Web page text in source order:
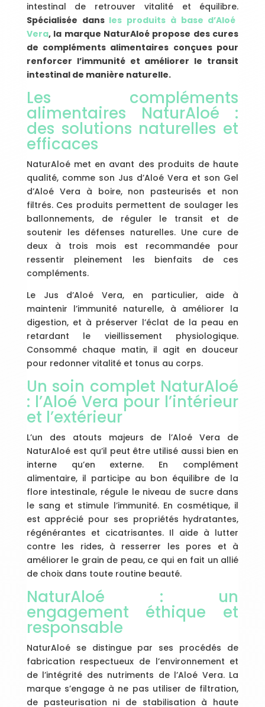
intestinal de retrouver vitalité et équilibre.
Spécialisée dans les produits à base d’Aloé
Vera, la marque NaturAloé propose des cures
de compléments alimentaires conçues pour
renforcer l’immunité et améliorer le transit
intestinal de manière naturelle.
Les compléments
alimentaires NaturAloé :
des solutions naturelles et
efficaces
NaturAloé met en avant des produits de haute
qualité, comme son Jus d’Aloé Vera et son Gel
d’Aloé Vera à boire, non pasteurisés et non
filtrés. Ces produits permettent de soulager les
ballonnements, de réguler le transit et de
soutenir les défenses naturelles. Une cure de
deux à trois mois est recommandée pour
ressentir pleinement les bienfaits de ces
compléments.
Le Jus d’Aloé Vera, en particulier, aide à
maintenir l’immunité naturelle, à améliorer la
digestion, et à préserver l’éclat de la peau en
retardant le vieillissement physiologique.
Consommé chaque matin, il agit en douceur
pour redonner vitalité et tonus au corps.
Un soin complet NaturAloé
: l’Aloé Vera pour l’intérieur
et l’extérieur
L’un des atouts majeurs de l’Aloé Vera de
NaturAloé est qu’il peut être utilisé aussi bien en
interne qu’en externe. En complément
alimentaire, il participe au bon équilibre de la
flore intestinale, régule le niveau de sucre dans
le sang et stimule l’immunité. En cosmétique, il
est apprécié pour ses propriétés hydratantes,
régénérantes et cicatrisantes. Il aide à lutter
contre les rides, à resserrer les pores et à
améliorer le grain de peau, ce qui en fait un allié
de choix dans toute routine beauté.
NaturAloé : un
engagement éthique et
responsable
NaturAloé se distingue par ses procédés de
fabrication respectueux de l’environnement et
de l’intégrité des nutriments de l’Aloé Vera. La
marque s’engage à ne pas utiliser de filtration,
de pasteurisation ni de stabilisation à haute